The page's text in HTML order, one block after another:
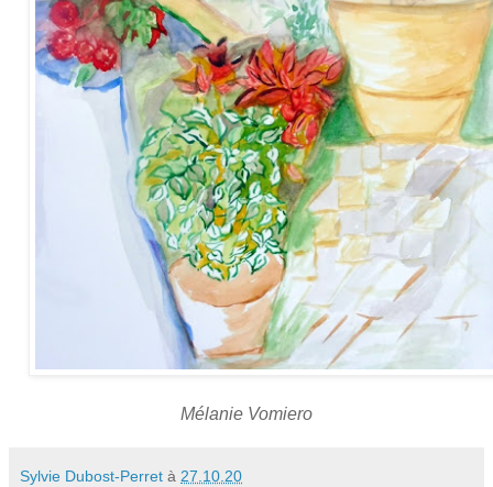
Mélanie Vomiero
Sylvie Dubost-Perret à 27.10.20